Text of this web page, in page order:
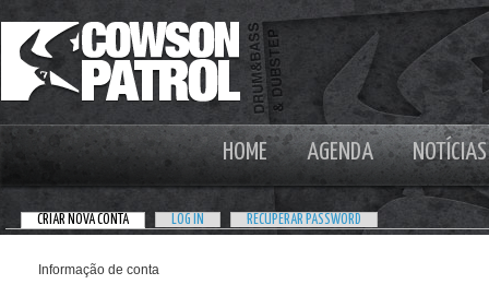
HOME AGENDA NOTÍCIAS
CRIAR NOVA CONTA LOG IN RECUPERAR PASSWORD
Informação de conta